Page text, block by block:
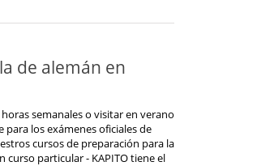
de alemán en
semanales o visitar en verano
los exámenes oficiales de
cursos de preparación para la
particular - KAPITO tiene el